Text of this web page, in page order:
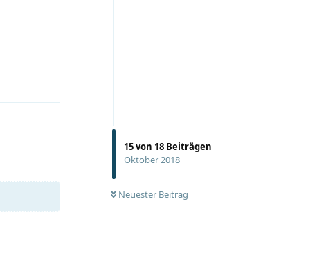
15von 18 Beiträgen
Oktober 2018
Neuester Beitrag